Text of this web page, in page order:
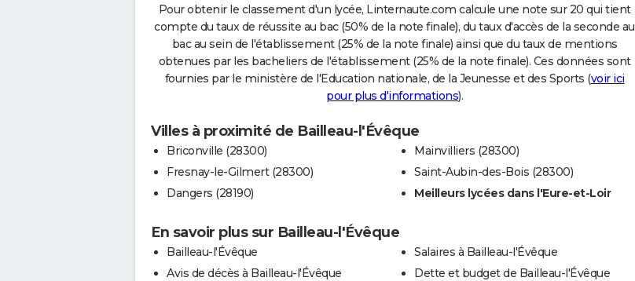
Pour obtenir le classement d'un lycée, Linternaute.com calcule une note sur 20 qui tient
compte du taux de réussite au bac (50% de la note finale), du taux d'accès de la seconde au
bac au sein de l'établissement (25% de la note finale) ainsi que du taux de mentions
obtenues par les bacheliers de l'établissement (25% de la note finale). Ces données sont
fournies par le ministère de l'Education nationale, de la Jeunesse et des Sports (voir ici
pour plus d'informations).
Villes à proximité de Bailleau-l'Évêque
Briconville (28300)
Fresnay-le-Gilmert (28300)
Dangers (28190)
Mainvilliers (28300)
Saint-Aubin-des-Bois (28300)
Meilleurs lycées dans l'Eure-et-Loir
En savoir plus sur Bailleau-l'Évêque
Bailleau-l'Évêque
Avis de décès à Bailleau-l'Évêque
Salaires à Bailleau-l'Évêque
Dette et budget de Bailleau-l'Évêque